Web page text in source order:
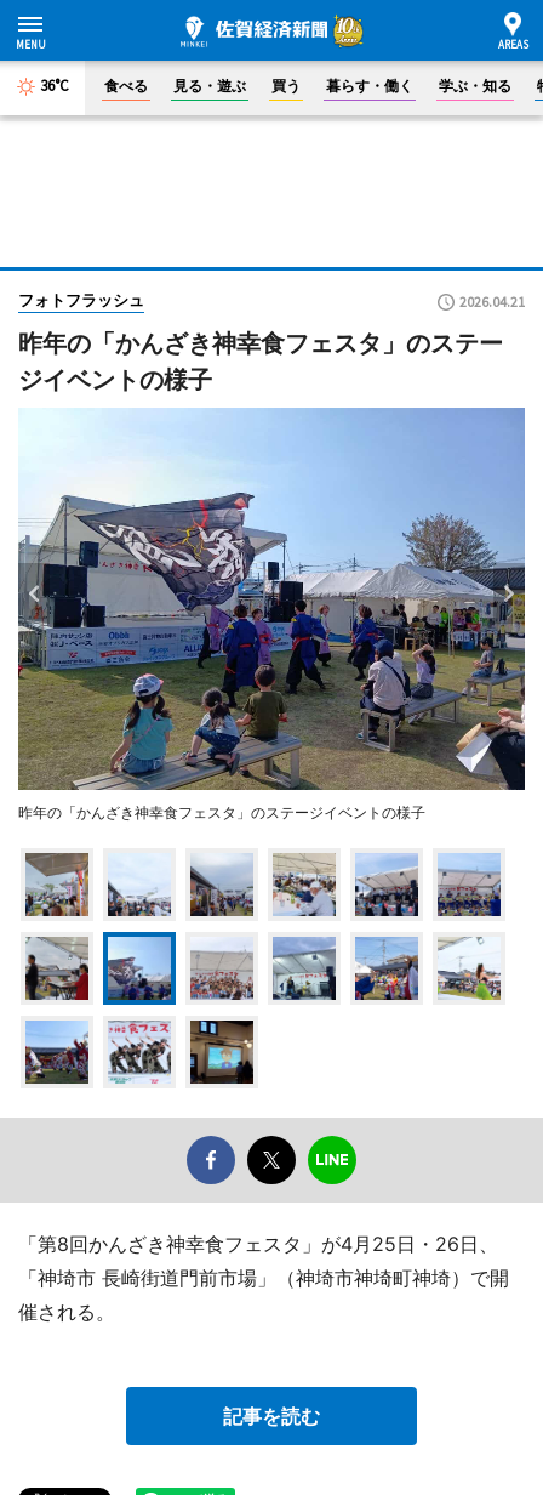
36°C 食べる 見る・遊ぶ 買う 暮らす・働く 学ぶ・知る
フォトフラッシュ 2026.04.21
昨年の「かんざき神幸食フェスタ」のステー
ジイベントの様子
昨年の「かんざき神幸食フェスタ」のステージイベントの様子
「第8回かんざき神幸食フェスタ」が4月25日・26日、
「神埼市 長崎街道門前市場」（神埼市神埼町神埼）で開
催される。
記事を読む